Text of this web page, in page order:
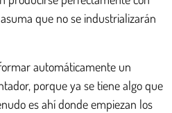
que no se industrializarán
automáticamente un
porque ya se tiene algo que
es ahí donde empiezan los